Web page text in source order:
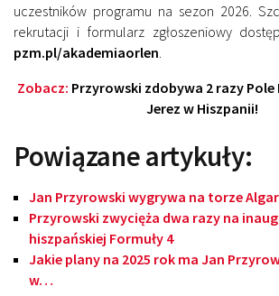
uczestników programu na sezon 2026.
rekrutacji i formularz zgłoszeniowy
pzm.pl/akademiaorlen
Zobacz: Przyrowski zdobywa 2 razy
Jerez w Hiszpanii!
Powiązane artykuły:
Jan Przyrowski wygrywa na torze
Przyrowski zwycięża dwa razy na
hiszpańskiej Formuły 4
Jakie plany na 2025 rok ma Jan
w…